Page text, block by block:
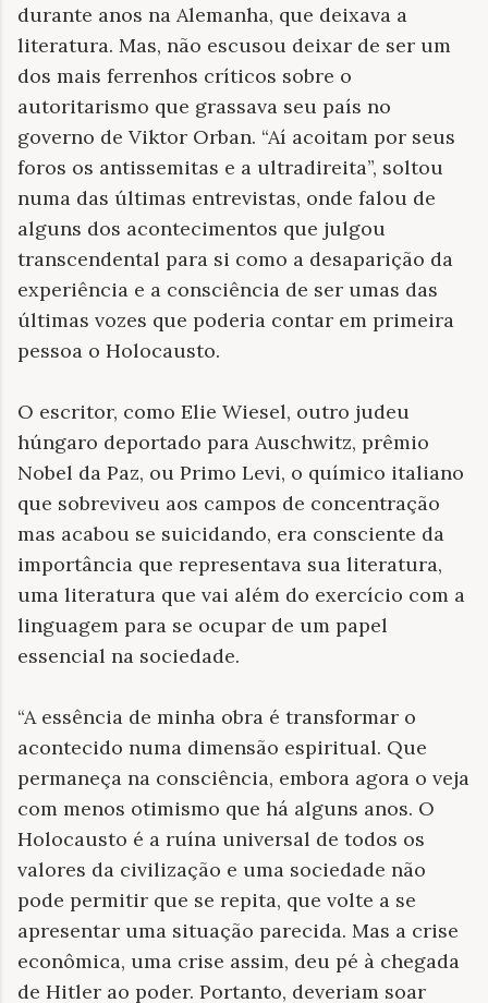
durante anos na Alemanha, que deixava a
literatura. Mas, não escusou deixar de ser um
dos mais ferrenhos críticos sobre o
autoritarismo que grassava seu país no
governo de Viktor Orban. “Aí acoitam por seus
foros os antissemitas e a ultradireita”, soltou
numa das últimas entrevistas, onde falou de
alguns dos acontecimentos que julgou
transcendental para si como a desaparição da
experiência e a consciência de ser umas das
últimas vozes que poderia contar em primeira
pessoa o Holocausto.
O escritor, como Elie Wiesel, outro judeu
húngaro deportado para Auschwitz, prêmio
Nobel da Paz, ou Primo Levi, o químico italiano
que sobreviveu aos campos de concentração
mas acabou se suicidando, era consciente da
importância que representava sua literatura,
uma literatura que vai além do exercício com a
linguagem para se ocupar de um papel
essencial na sociedade.
“A essência de minha obra é transformar o
acontecido numa dimensão espiritual. Que
permaneça na consciência, embora agora o veja
com menos otimismo que há alguns anos. O
Holocausto é a ruína universal de todos os
valores da civilização e uma sociedade não
pode permitir que se repita, que volte a se
apresentar uma situação parecida. Mas a crise
econômica, uma crise assim, deu pé à chegada
de Hitler ao poder. Portanto, deveriam soar